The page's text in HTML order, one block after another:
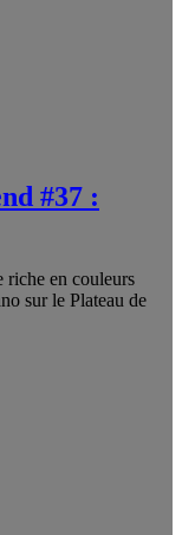
#37 :
riche en couleurs
sur le Plateau de